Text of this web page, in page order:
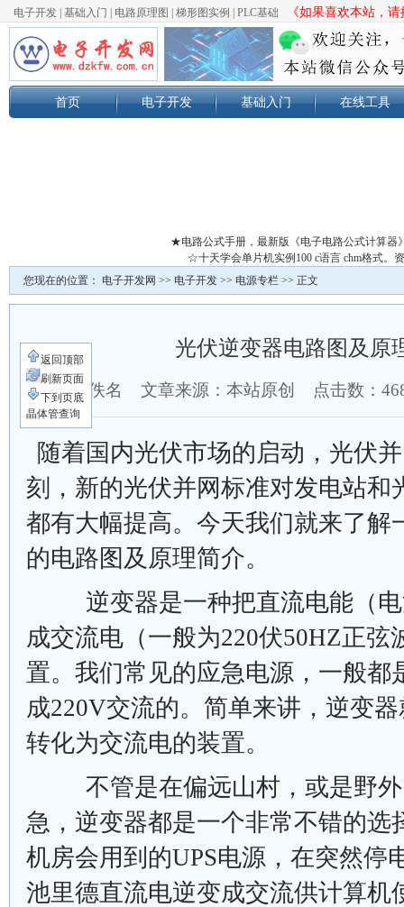
电子开发 基础入门 电路原理图 梯形图实例 PLC基础 《如果喜欢本站，
首页 电子开发 基础入门 在线工具
★电路公式手册，最新版《电子电路公式计算器
☆十天学会单片机实例100 c语言 chm格式。
您现在的位置： 电子开发网 >> 电子开发 >> 电源专栏 >> 正文
光伏逆变器电路图及原
作者：佚名 文章来源：本站原创 点击数：
随着国内光伏市场的启动，光伏
刻，新的光伏并网标准对发电站和
都有大幅提高。今天我们就来了解
的电路图及原理简介。
逆变器是一种把直流电能（电
成交流电（一般为220伏50HZ正弦
置。我们常见的应急电源，一般都
成220V交流的。简单来讲，逆变
转化为交流电的装置。
不管是在偏远山村，或是野外
急，逆变器都是一个非常不错的选
机房会用到的UPS电源，在突然停
池里德直流电逆变成交流供计算机
返回顶部
刷新页面
下到页底
晶体管查询